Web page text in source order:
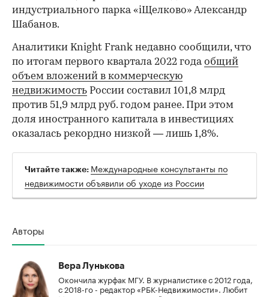
индустриального парка «iЩелково» Александр
Шабанов.
Аналитики Knight Frank недавно сообщили, что
по итогам первого квартала 2022 годаобщий
объем вложений в коммерческую
недвижимость России составил 101,8 млрд
против 51,9 млрд руб. годом ранее. При этом
доля иностранного капитала в инвестициях
оказалась рекордно низкой — лишь 1,8%.
Читайте также: Международные консультанты по
недвижимости объявили об уходе из России
Авторы
Вера Лунькова
Окончила журфак МГУ. В журналистике с 2012 года,
с 2018-го - редактор «РБК-Недвижимости». Любит